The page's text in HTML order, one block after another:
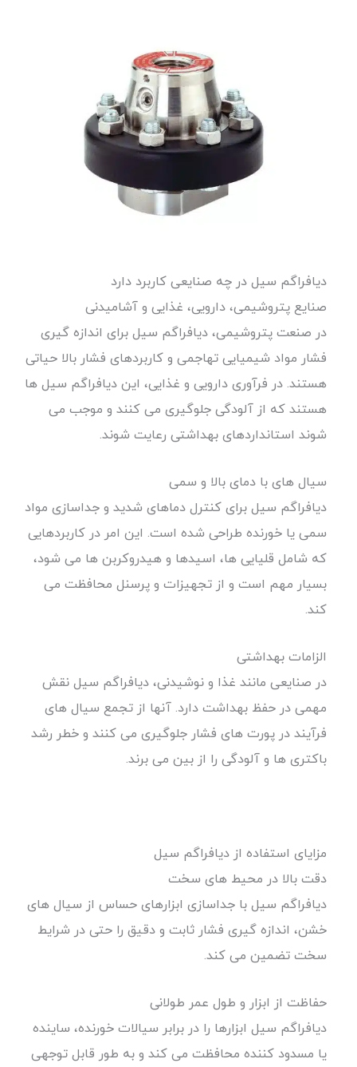
دیافراگم سیل در چه صنایعی کاربرد دارد
صنایع پتروشیمی، دارویی، غذایی و آشامیدنی
در صنعت پتروشیمی، دیافراگم سیل برای اندازه گیری
فشار مواد شیمیایی تهاجمی و کاربردهای فشار بالا حیاتی
هستند. در فرآوری دارویی و غذایی، این دیافراگم سیل ها
هستند که از آلودگی جلوگیری می کنند و موجب می
شوند استانداردهای بهداشتی رعایت شوند.
سیال های با دمای بالا و سمی
دیافراگم سیل برای کنترل دماهای شدید و جداسازی مواد
سمی یا خورنده طراحی شده است. این امر در کاربردهایی
که شامل قلیایی ها، اسیدها و هیدروکربن ها می شود،
بسیار مهم است و از تجهیزات و پرسنل محافظت می
کند.
الزامات بهداشتی
در صنایعی مانند غذا و نوشیدنی، دیافراگم سیل نقش
مهمی در حفظ بهداشت دارد. آنها از تجمع سیال های
فرآیند در پورت های فشار جلوگیری می کنند و خطر رشد
باکتری ها و آلودگی را از بین می برند.
مزایای استفاده از دیافراگم سیل
دقت بالا در محیط های سخت
دیافراگم سیل با جداسازی ابزارهای حساس از سیال های
خشن، اندازه گیری فشار ثابت و دقیق را حتی در شرایط
سخت تضمین می کند.
حفاظت از ابزار و طول عمر طولانی
دیافراگم سیل ابزارها را در برابر سیالات خورنده، ساینده
یا مسدود کننده محافظت می کند و به طور قابل توجهی